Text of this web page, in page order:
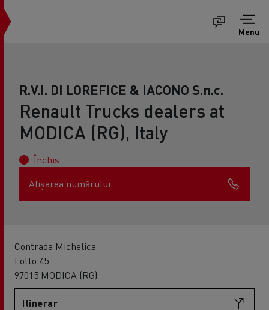
Menu
R.V.I. DI LOREFICE & IACONO S.n.c.
Renault Trucks dealers at
MODICA (RG), Italy
Închis
Afișarea numărului
Contrada Michelica
Lotto 45
97015 MODICA (RG)
Itinerar